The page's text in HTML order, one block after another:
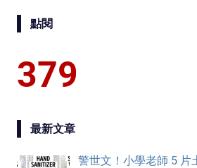
點閱
379
最新文章
警世文！小學老師 5 片